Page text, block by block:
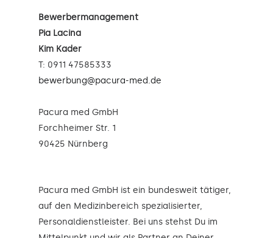
Bewerbermanagement
Pia Lacina
Kim Kader
T: 0911 47585333
bewerbung@pacura-med.de
Pacura med GmbH
Forchheimer Str. 1
90425 Nürnberg
Pacura med GmbH ist ein bundesweit tätiger,
auf den Medizinbereich spezialisierter,
Personaldienstleister. Bei uns stehst Du im